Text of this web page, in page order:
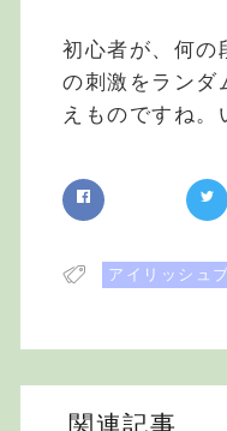
初心者が、何の
の刺激をランダ
えものですね。
アイリッシュ
関連記事